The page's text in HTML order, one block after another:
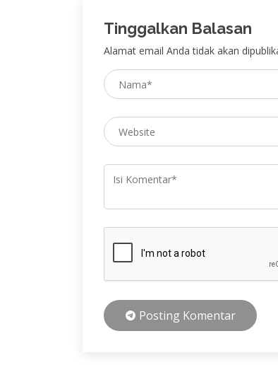
Tinggalkan Balasan
Alamat email Anda tidak akan
Posting Komentar